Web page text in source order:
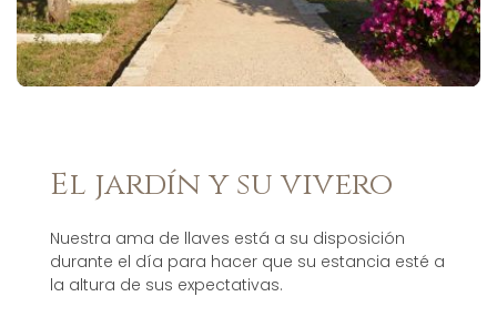
El jardín y su vivero
Nuestra ama de llaves está a su disposición
durante el día para hacer que su estancia esté a
la altura de sus expectativas.